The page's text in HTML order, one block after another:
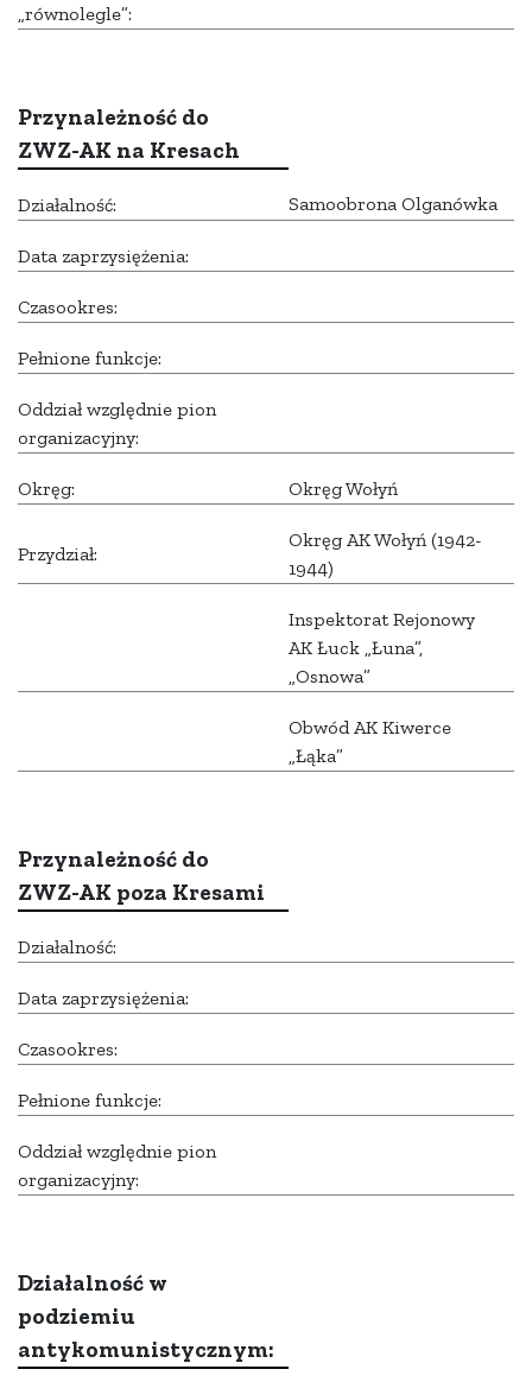
„równolegle”:
Przynależność do
ZWZ-AK na Kresach
Działalność: Samoobrona Olganówka
Data zaprzysiężenia:
Czasookres:
Pełnione funkcje:
Oddział względnie pion
organizacyjny:
Okręg: Okręg Wołyń
Przydział:
Okręg AK Wołyń (1942-
1944)
Inspektorat Rejonowy
AK Łuck „Łuna”,
„Osnowa”
Obwód AK Kiwerce
„Łąka”
Przynależność do
ZWZ-AK poza Kresami
Działalność:
Data zaprzysiężenia:
Czasookres:
Pełnione funkcje:
Oddział względnie pion
organizacyjny:
Działalność w
podziemiu
antykomunistycznym: